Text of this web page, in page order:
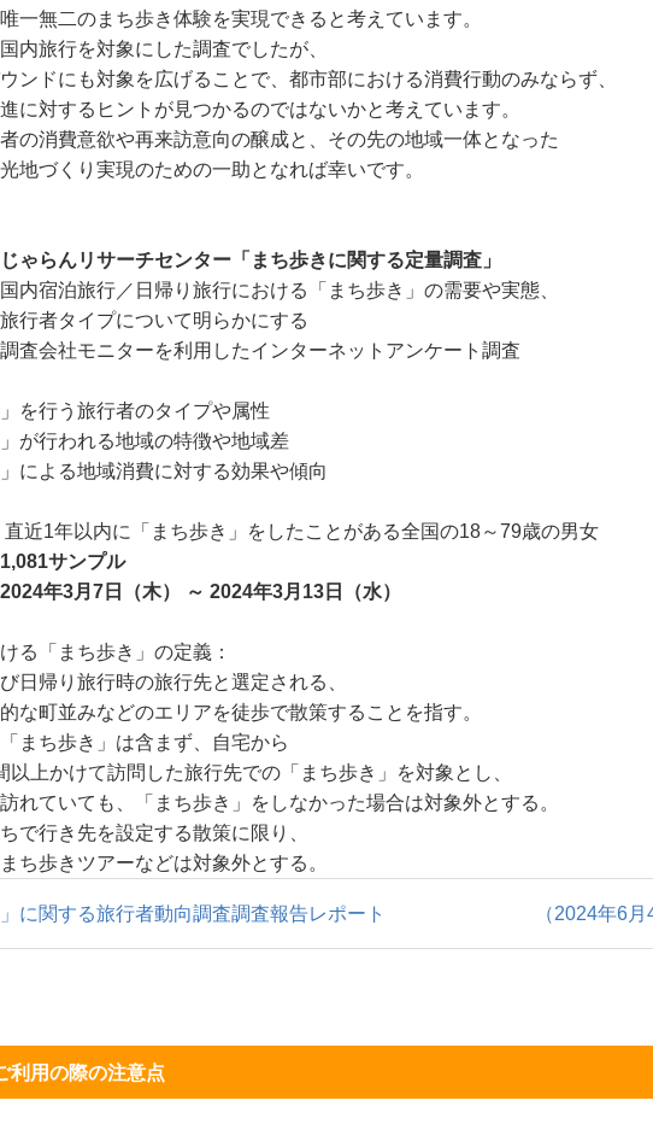
一無二のまち歩き体験を実現できると考えています。
内旅行を対象にした調査でしたが、
ンドにも対象を広げることで、都市部における消費行動のみならず、
に対するヒントが見つかるのではないかと考えています。
の消費意欲や再来訪意向の醸成と、その先の地域一体となった
地づくり実現のための一助となれば幸いです。
らんリサーチセンター「まち歩きに関する定量調査」
国内宿泊旅行／日帰り旅行における「まち歩き」の需要や実態、
プについて明らかにする
調査会社モニターを利用したインターネットアンケート調査
を行う旅行者のタイプや属性
」が行われる地域の特徴や地域差
による地域消費に対する効果や傾向
直近1年以内に「まち歩き」をしたことがある全国の18～79歳の男女
サンプル
年3月7日（木） ～ 2024年3月13日（水）
る「まち歩き」の定義：
日帰り旅行時の旅行先と選定される、
な町並みなどのエリアを徒歩で散策することを指す。
まち歩き」は含まず、自宅から
以上かけて訪問した旅行先での「まち歩き」を対象とし、
れていても、「まち歩き」をしなかった場合は対象外とする。
で行き先を設定する散策に限り、
ち歩きツアーなどは対象外とする。
」に関する旅行者動向調査調査報告レポート （2024年6月
利用の際の注意点